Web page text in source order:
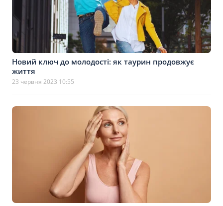
Новий ключ до молодості: як таурин продовжує
життя
23 червня 2023 10:55